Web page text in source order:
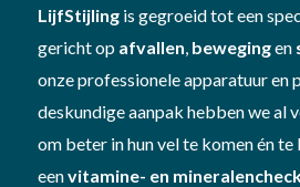
LijfStijlingis gegroeid tot een
gericht op afvallen, bewegingen
onze professionele apparatuur en
deskundige aanpak hebben we al
om beter in hun vel te komen én te
eenvitamine- en